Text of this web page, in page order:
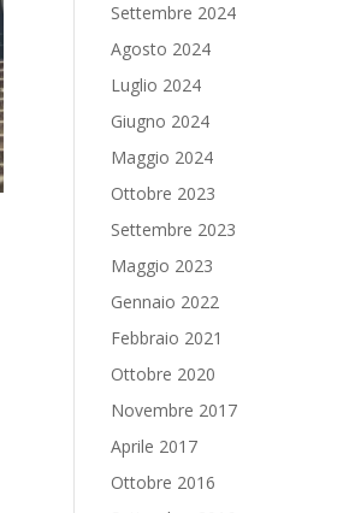
Settembre 2024
Agosto 2024
Luglio 2024
Giugno 2024
Maggio 2024
Ottobre 2023
Settembre 2023
Maggio 2023
Gennaio 2022
Febbraio 2021
Ottobre 2020
Novembre 2017
Aprile 2017
Ottobre 2016